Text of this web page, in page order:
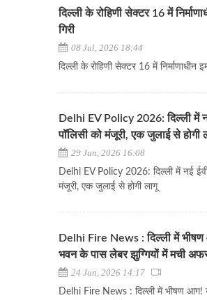
दिल्ली के रोहिणी सेक्टर 16 में
गिरी
08 Jul, 2026 18:44
दिल्ली के रोहिणी सेक्टर 16 में निर्माणाधीन
Delhi EV Policy 2026: दिल्ली में
पॉलिसी को मंजूरी, एक जुलाई से होगी
29 Jun, 2026 16:08
Delhi EV Policy 2026: दिल्ली में नई ईवी
मंजूरी, एक जुलाई से होगी लागू
Delhi Fire News : दिल्ली में भीषण
भवन के पास लेबर झुग्गियों में मची
24 Jun, 2026 14:17
Delhi Fire News : दिल्ली में भीषण आग!